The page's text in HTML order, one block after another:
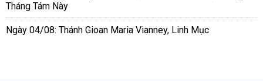
Tháng Tám Này
Ngày 04/08: Thánh Gioan Maria Vianney, Linh Mục